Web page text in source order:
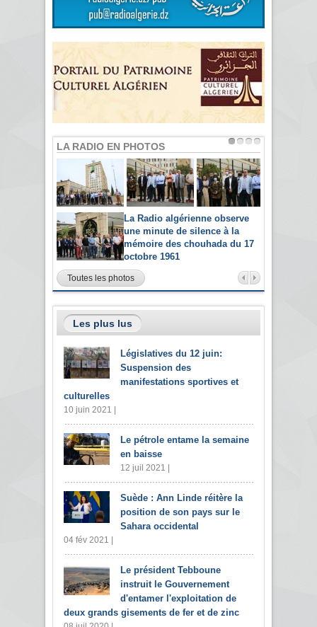
LA RADIO EN PHOTOS
La Radio algérienne observe
une minute de silence à la
mémoire des chouhada du 17
octobre 1961
Toutes les photos
Les plus lus
Législatives du 12 juin:
Suspension des
manifestations sportives et
culturelles
10 juin 2021 |
Le pétrole entame la semaine
en baisse
12 juil 2021 |
Suède : Ann Linde réitère la
position de son pays sur le
Sahara occidental
04 fév 2021 |
Le président Tebboune
instruit le Gouvernement
d'entamer l'exploitation de
deux grands gisements de fer et de zinc